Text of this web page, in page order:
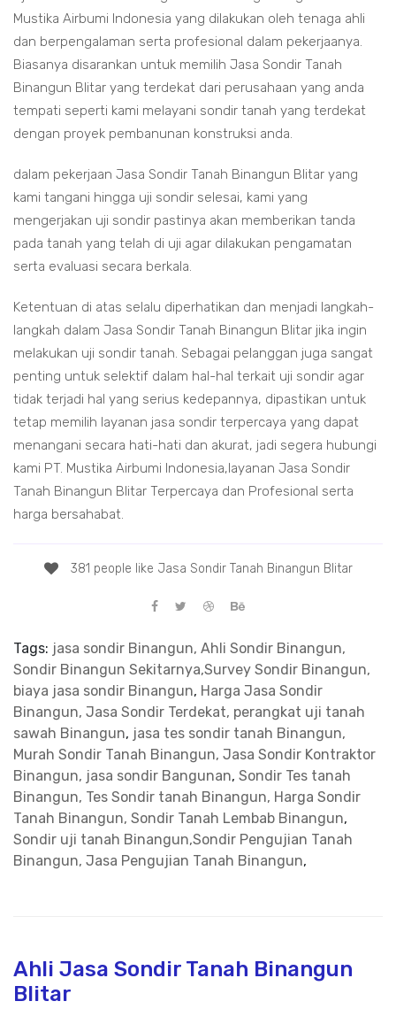
Mustika Airbumi Indonesia yang dilakukan oleh tenaga ahli
dan berpengalaman serta profesional dalam pekerjaanya.
Biasanya disarankan untuk memilih Jasa Sondir Tanah
Binangun Blitar yang terdekat dari perusahaan yang anda
tempati seperti kami melayani sondir tanah yang terdekat
dengan proyek pembanunan konstruksi anda.
dalam pekerjaan Jasa Sondir Tanah Binangun Blitar yang
kami tangani hingga uji sondir selesai, kami yang
mengerjakan uji sondir pastinya akan memberikan tanda
pada tanah yang telah di uji agar dilakukan pengamatan
serta evaluasi secara berkala.
Ketentuan di atas selalu diperhatikan dan menjadi langkah-
langkah dalam Jasa Sondir Tanah Binangun Blitar jika ingin
melakukan uji sondir tanah. Sebagai pelanggan juga sangat
penting untuk selektif dalam hal-hal terkait uji sondir agar
tidak terjadi hal yang serius kedepannya, dipastikan untuk
tetap memilih layanan jasa sondir terpercaya yang dapat
menangani secara hati-hati dan akurat, jadi segera hubungi
kami PT. Mustika Airbumi Indonesia,layanan Jasa Sondir
Tanah Binangun Blitar Terpercaya dan Profesional serta
harga bersahabat.
381 people like Jasa Sondir Tanah Binangun Blitar
Tags: jasa sondir Binangun, Ahli Sondir Binangun,
Sondir Binangun Sekitarnya,Survey Sondir Binangun,
biaya jasa sondir Binangun, Harga Jasa Sondir
Binangun, Jasa Sondir Terdekat, perangkat uji tanah
sawah Binangun, jasa tes sondir tanah Binangun,
Murah Sondir Tanah Binangun, Jasa Sondir Kontraktor
Binangun, jasa sondir Bangunan, Sondir Tes tanah
Binangun, Tes Sondir tanah Binangun, Harga Sondir
Tanah Binangun, Sondir Tanah Lembab Binangun,
Sondir uji tanah Binangun,Sondir Pengujian Tanah
Binangun, Jasa Pengujian Tanah Binangun,
Ahli Jasa Sondir Tanah Binangun
Blitar